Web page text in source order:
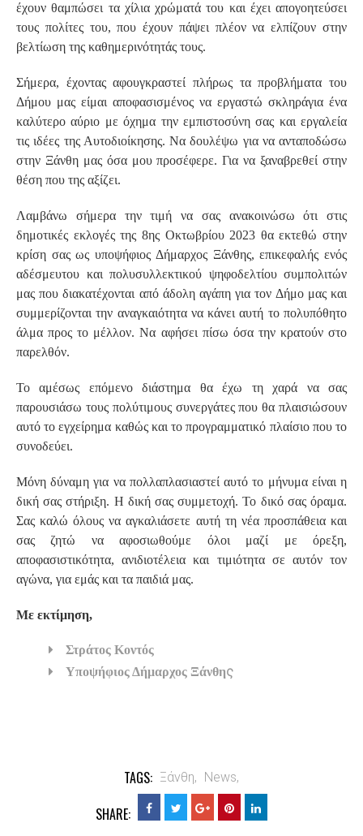
έχουν θαμπώσει τα χίλια χρώματά του και έχει απογοητεύσει
τους πολίτες του, που έχουν πάψει πλέον να ελπίζουν στην
βελτίωση της καθημερινότητάς τους.
Σήμερα, έχοντας αφουγκραστεί πλήρως τα προβλήματα του
Δήμου μας είμαι αποφασισμένος να εργαστώ σκληράγια ένα
καλύτερο αύριο με όχημα την εμπιστοσύνη σας και εργαλεία
τις ιδέες της Αυτοδιοίκησης. Να δουλέψω για να ανταποδώσω
στην Ξάνθη μας όσα μου προσέφερε. Για να ξαναβρεθεί στην
θέση που της αξίζει.
Λαμβάνω σήμερα την τιμή να σας ανακοινώσω ότι στις
δημοτικές εκλογές της 8ης Οκτωβρίου 2023 θα εκτεθώ στην
κρίση σας ως υποψήφιος Δήμαρχος Ξάνθης, επικεφαλής ενός
αδέσμευτου και πολυσυλλεκτικού ψηφοδελτίου συμπολιτών
μας που διακατέχονται από άδολη αγάπη για τον Δήμο μας και
συμμερίζονται την αναγκαιότητα να κάνει αυτή το πολυπόθητο
άλμα προς το μέλλον. Να αφήσει πίσω όσα την κρατούν στο
παρελθόν.
Το αμέσως επόμενο διάστημα θα έχω τη χαρά να σας
παρουσιάσω τους πολύτιμους συνεργάτες που θα πλαισιώσουν
αυτό το εγχείρημα καθώς και το προγραμματικό πλαίσιο που το
συνοδεύει.
Μόνη δύναμη για να πολλαπλασιαστεί αυτό το μήνυμα είναι η
δική σας στήριξη. Η δική σας συμμετοχή. Το δικό σας όραμα.
Σας καλώ όλους να αγκαλιάσετε αυτή τη νέα προσπάθεια και
σας ζητώ να αφοσιωθούμε όλοι μαζί με όρεξη,
αποφασιστικότητα, ανιδιοτέλεια και τιμιότητα σε αυτόν τον
αγώνα, για εμάς και τα παιδιά μας.
Με εκτίμηση,
Στράτος Κοντός
Υποψήφιος Δήμαρχος Ξάνθης
TAGS: Ξάνθη, News,
SHARE: